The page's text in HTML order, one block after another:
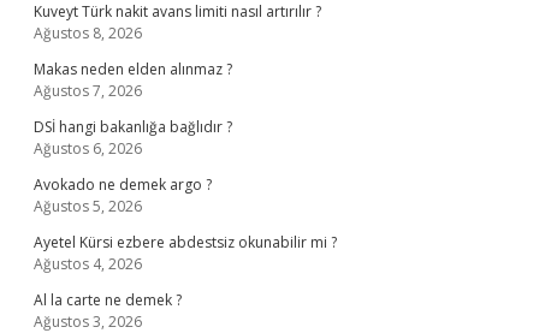
Kuveyt Türk nakit avans limiti nasıl artırılır ?
Ağustos 8, 2026
Makas neden elden alınmaz ?
Ağustos 7, 2026
DSİ hangi bakanlığa bağlıdır ?
Ağustos 6, 2026
Avokado ne demek argo ?
Ağustos 5, 2026
Ayetel Kürsi ezbere abdestsiz okunabilir mi ?
Ağustos 4, 2026
Al la carte ne demek ?
Ağustos 3, 2026